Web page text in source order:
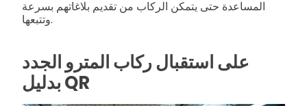
المساعدة حتى يتمكن الركاب من تقديم بلاغاتهم بسرعة
وتتبعها.
على استقبال ركاب المترو الجدد
بدليل QR